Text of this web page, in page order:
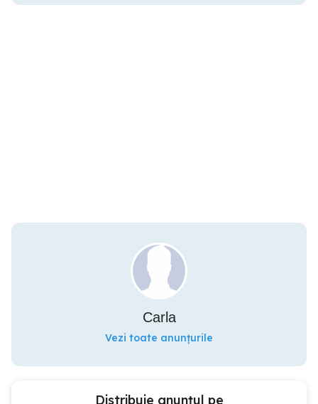
Carla
Vezi toate anunțurile
Distribuie anunțul pe